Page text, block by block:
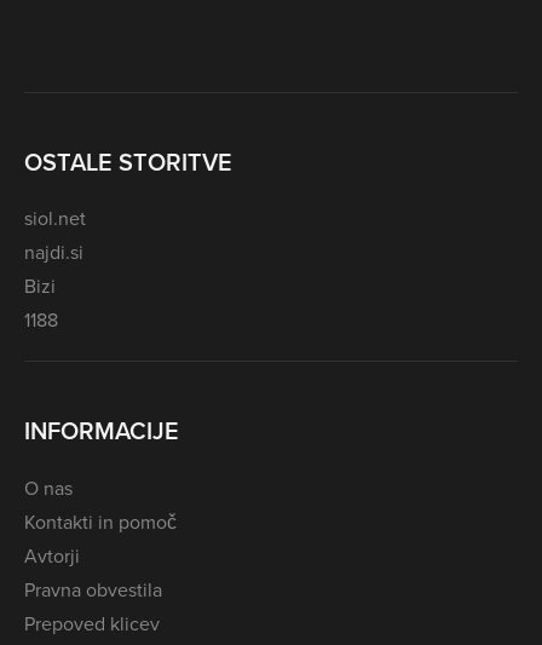
OSTALE STORITVE
siol.net
najdi.si
Bizi
1188
INFORMACIJE
O nas
Kontakti in pomoč
Avtorji
Pravna obvestila
Prepoved klicev